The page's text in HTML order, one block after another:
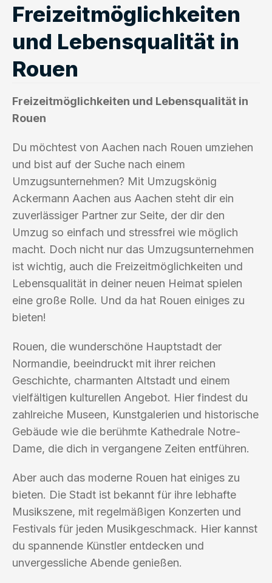
Freizeitmöglichkeiten
und Lebensqualität in
Rouen
Freizeitmöglichkeiten und Lebensqualität in
Rouen
Du möchtest von Aachen nach Rouen umziehen
und bist auf der Suche nach einem
Umzugsunternehmen? Mit Umzugskönig
Ackermann Aachen aus Aachen steht dir ein
zuverlässiger Partner zur Seite, der dir den
Umzug so einfach und stressfrei wie möglich
macht. Doch nicht nur das Umzugsunternehmen
ist wichtig, auch die Freizeitmöglichkeiten und
Lebensqualität in deiner neuen Heimat spielen
eine große Rolle. Und da hat Rouen einiges zu
bieten!
Rouen, die wunderschöne Hauptstadt der
Normandie, beeindruckt mit ihrer reichen
Geschichte, charmanten Altstadt und einem
vielfältigen kulturellen Angebot. Hier findest du
zahlreiche Museen, Kunstgalerien und historische
Gebäude wie die berühmte Kathedrale Notre-
Dame, die dich in vergangene Zeiten entführen.
Aber auch das moderne Rouen hat einiges zu
bieten. Die Stadt ist bekannt für ihre lebhafte
Musikszene, mit regelmäßigen Konzerten und
Festivals für jeden Musikgeschmack. Hier kannst
du spannende Künstler entdecken und
unvergessliche Abende genießen.